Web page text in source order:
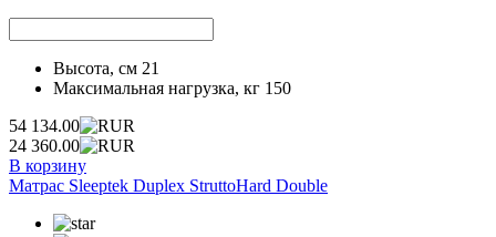
Высота, см 21
Максимальная нагрузка, кг 150
54 134.00
24 360.00
В корзину
Матрас Sleeptek Duplex StruttoHard Double